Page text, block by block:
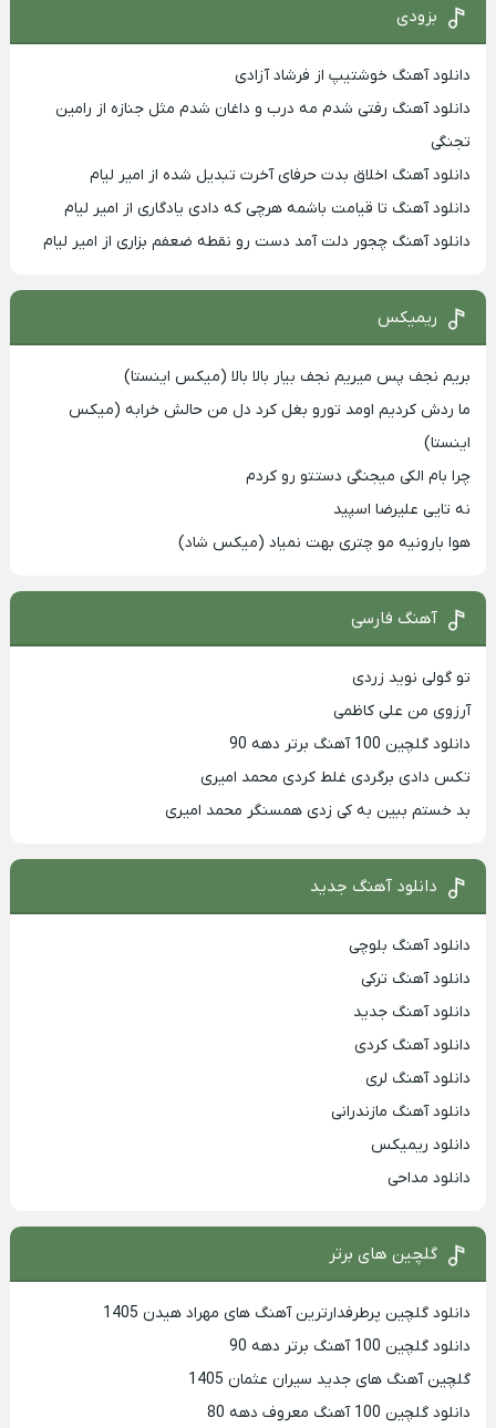
بزودی
دانلود آهنگ خوشتیپ از فرشاد آزادی
دانلود آهنگ رفتی شدم مه درب و داغان شدم مثل جنازه از رامین
تجنگی
دانلود آهنگ اخلاق بدت حرفای آخرت تبدیل شده از امیر لیام
دانلود آهنگ تا قیامت باشمه هرچی که دادی یادگاری از امیر لیام
دانلود آهنگ چجور دلت آمد دست رو نقطه ضعفم بزاری از امیر لیام
ریمیکس
بریم نجف پس میریم نجف بیار بالا بالا (میکس اینستا)
ما ردش کردیم اومد تورو بغل کرد دل من حالش خرابه (میکس
اینستا)
چرا بام الکی میجنگی دستتو رو کردم
نه تایی علیرضا اسپید
هوا بارونیه مو چتری بهت نمیاد (میکس شاد)
آهنگ فارسی
تو گولی نوید زردی
آرزوی من علی کاظمی
دانلود گلچین 100 آهنگ برتر دهه 90
تکس دادی برگردی غلط کردی محمد امیری
بد خستم ببین به کی زدی همسنگر محمد امیری
دانلود آهنگ جدید
دانلود آهنگ بلوچی
دانلود آهنگ ترکی
دانلود آهنگ جدید
دانلود آهنگ کردی
دانلود آهنگ لری
دانلود آهنگ مازندرانی
دانلود ریمیکس
دانلود مداحی
گلچین های برتر
دانلود گلچین پرطرفدارترین آهنگ های مهراد هیدن 1405
دانلود گلچین 100 آهنگ برتر دهه 90
گلچین آهنگ های جدید سیران عثمان 1405
دانلود گلچین 100 آهنگ معروف دهه 80